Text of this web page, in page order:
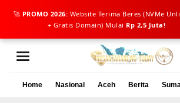
🚀 PROMO 2026: Website Terima Beres (NVMe
+ Gratis Domain) Mulai Rp 2,5 Juta!
L
Home Nasional Aceh Berita